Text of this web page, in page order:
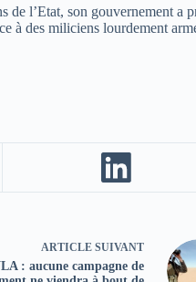
l’Etat, son gouvernement
à des miliciens lourdement
ARTICLE SUIVANT
: aucune campagne de